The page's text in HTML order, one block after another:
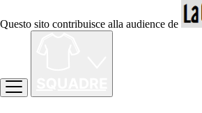
Questo sito contribuisce alla audience de